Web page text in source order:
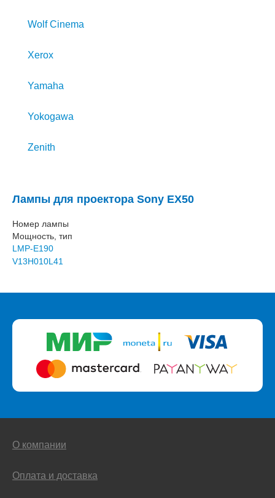
Wolf Cinema
Xerox
Yamaha
Yokogawa
Zenith
Лампы для проектора Sony EX50
Номер лампы
Мощность, тип
LMP-E190
V13H010L41
О компании
Оплата и доставка